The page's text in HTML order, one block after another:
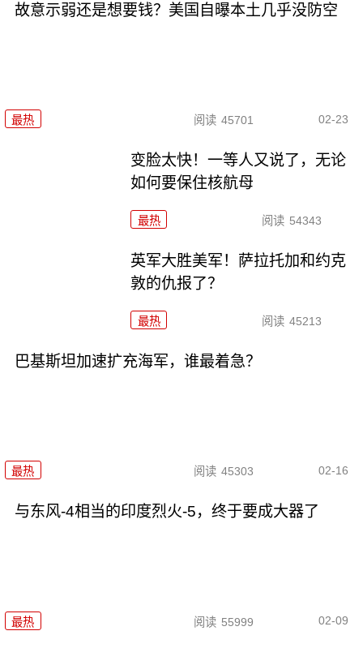
故意示弱还是想要钱？美国自曝本土几乎没防空
最热 阅读 45701 02-23
变脸太快！一等人又说了，无论
如何要保住核航母
最热 阅读 54343
英军大胜美军！萨拉托加和约克
敦的仇报了？
最热 阅读 45213
巴基斯坦加速扩充海军，谁最着急？
最热 阅读 45303 02-16
与东风-4相当的印度烈火-5，终于要成大器了
最热 阅读 55999 02-09